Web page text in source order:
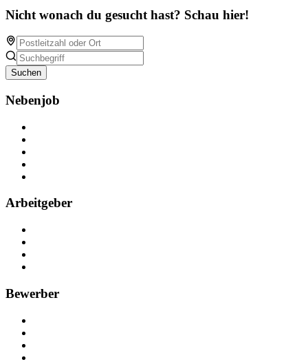
Nicht wonach du gesucht hast? Schau hier!
Suchen
Nebenjob
Arbeitgeber
Bewerber